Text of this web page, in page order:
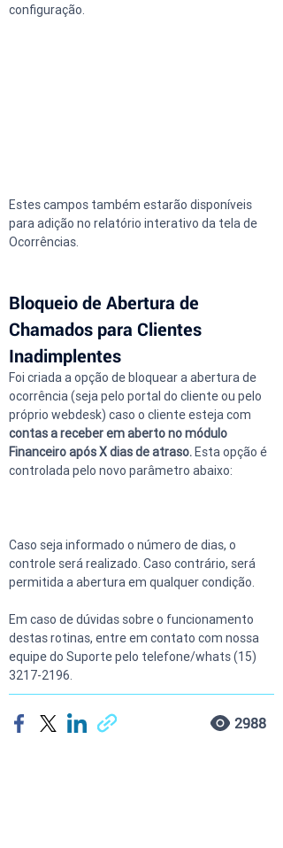
configuração.
Estes campos também estarão disponíveis
para adição no relatório interativo da tela de
Ocorrências.
Bloqueio de Abertura de
Chamados para Clientes
Inadimplentes
Foi criada a opção de bloquear a abertura de
ocorrência (seja pelo portal do cliente ou pelo
próprio webdesk) caso o cliente esteja com
contas a receber em aberto no módulo
Financeiro após X dias de atraso. Esta opção é
controlada pelo novo parâmetro abaixo:
Caso seja informado o número de dias, o
controle será realizado. Caso contrário, será
permitida a abertura em qualquer condição.
Em caso de dúvidas sobre o funcionamento
destas rotinas, entre em contato com nossa
equipe do Suporte pelo telefone/whats (15)
3217-2196.
2988